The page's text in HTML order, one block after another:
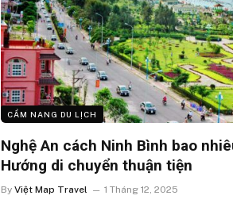
CẨM NANG DU LỊCH
Nghệ An cách Ninh Bình bao
Hướng di chuyển thuận tiện
By Việt Map Travel 1 Tháng 12, 2025